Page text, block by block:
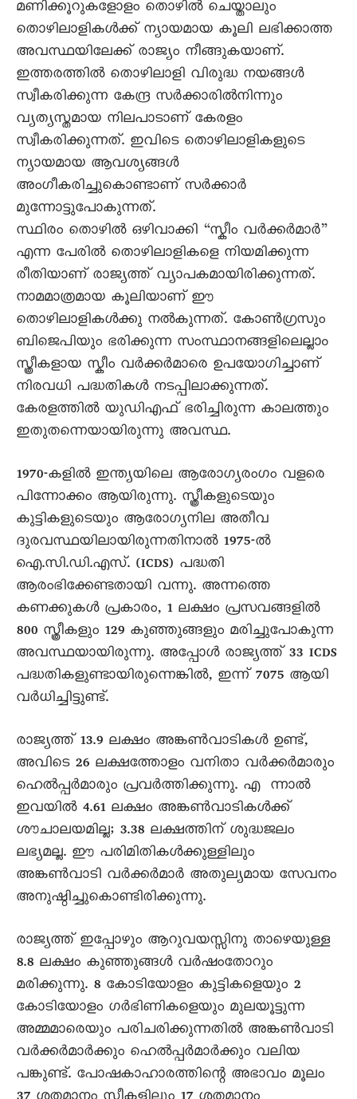
മണിക്കൂറുകളോളം തൊഴിൽ ചെയ്താലും
തൊഴിലാളികൾക്ക് ന്യായമായ കൂലി ലഭിക്കാത്ത
അവസ്ഥയിലേക്ക് രാജ്യം നീങ്ങുകയാണ്.
ഇത്തരത്തിൽ തൊഴിലാളി വിരുദ്ധ നയങ്ങൾ
സ്വീകരിക്കുന്ന കേന്ദ്ര സർക്കാരിൽനിന്നും
വ്യത്യസ്തമായ നിലപാടാണ് കേരളം
സ്വീകരിക്കുന്നത്. ഇവിടെ തൊഴിലാളികളുടെ
ന്യായമായ ആവശ്യങ്ങൾ
അംഗീകരിച്ചുകൊണ്ടാണ് സർക്കാർ
മുന്നോട്ടുപോകുന്നത്.
സ്ഥിരം തൊഴിൽ ഒഴിവാക്കി “സ്കീം വർക്കർമാർ”
എന്ന പേരിൽ തൊഴിലാളികളെ നിയമിക്കുന്ന
രീതിയാണ് രാജ്യത്ത് വ്യാപകമായിരിക്കുന്നത്.
നാമമാത്രമായ കൂലിയാണ് ഈ
തൊഴിലാളികൾക്കു നൽകുന്നത്. കോൺഗ്രസും
ബിജെപിയും ഭരിക്കുന്ന സംസ്ഥാനങ്ങളിലെല്ലാം
സ്ത്രീകളായ സ്കീം വർക്കർമാരെ ഉപയോഗിച്ചാണ്
നിരവധി പദ്ധതികൾ നടപ്പിലാക്കുന്നത്.
കേരളത്തിൽ യുഡിഎഫ് ഭരിച്ചിരുന്ന കാലത്തും
ഇതുതന്നെയായിരുന്നു അവസ്ഥ.
1970-കളിൽ ഇന്ത്യയിലെ ആരോഗ്യരംഗം വളരെ
പിന്നോക്കം ആയിരുന്നു. സ്ത്രീകളുടെയും
കുട്ടികളുടെയും ആരോഗ്യനില അതീവ
ദുരവസ്ഥയിലായിരുന്നതിനാൽ 1975-ൽ
ഐ.സി.ഡി.എസ്. (ICDS) പദ്ധതി
ആരംഭിക്കേണ്ടതായി വന്നു. അന്നത്തെ
കണക്കുകൾ പ്രകാരം, 1 ലക്ഷം പ്രസവങ്ങളിൽ
800 സ്ത്രീകളും 129 കുഞ്ഞുങ്ങളും മരിച്ചുപോകുന്ന
അവസ്ഥയായിരുന്നു. അപ്പോൾ രാജ്യത്ത് 33 ICDS
പദ്ധതികളുണ്ടായിരുന്നെങ്കിൽ, ഇന്ന് 7075 ആയി
വർധിച്ചിട്ടുണ്ട്.
രാജ്യത്ത് 13.9 ലക്ഷം അങ്കൺവാടികൾ ഉണ്ട്,
അവിടെ 26 ലക്ഷത്തോളം വനിതാ വർക്കർമാരും
ഹെൽപ്പർമാരും പ്രവർത്തിക്കുന്നു. എ ന്നാൽ
ഇവയിൽ 4.61 ലക്ഷം അങ്കൺവാടികൾക്ക്
ശൗചാലയമില്ല; 3.38 ലക്ഷത്തിന് ശുദ്ധജലം
ലഭ്യമല്ല. ഈ പരിമിതികൾക്കുള്ളിലും
അങ്കൺവാടി വർക്കർമാർ അതുല്യമായ സേവനം
അനുഷ്ഠിച്ചുകൊണ്ടിരിക്കുന്നു.
രാജ്യത്ത് ഇപ്പോഴും ആറുവയസ്സിനു താഴെയുള്ള
8.8 ലക്ഷം കുഞ്ഞുങ്ങൾ വർഷംതോറും
മരിക്കുന്നു. 8 കോടിയോളം കുട്ടികളെയും 2
കോടിയോളം ഗർഭിണികളെയും മുലയൂട്ടുന്ന
അമ്മമാരെയും പരിചരിക്കുന്നതിൽ അങ്കൺവാടി
വർക്കർമാർക്കും ഹെൽപ്പർമാർക്കും വലിയ
പങ്കുണ്ട്. പോഷകാഹാരത്തിന്റെ അഭാവം മൂലം